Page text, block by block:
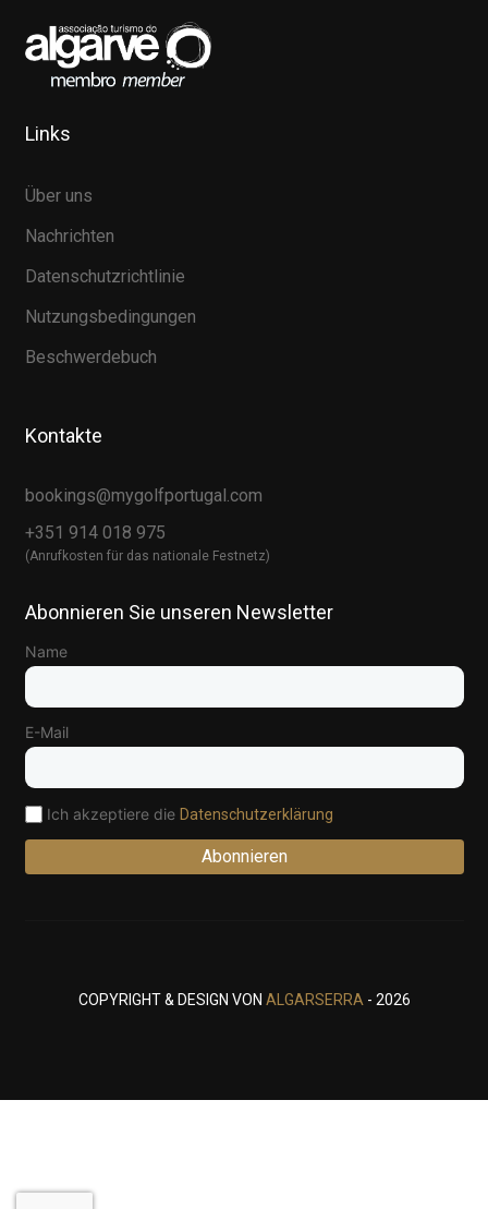
Links
Über uns
Nachrichten
Datenschutzrichtlinie
Nutzungsbedingungen
Beschwerdebuch
Kontakte
bookings@mygolfportugal.com
+351 914 018 975
(Anrufkosten für das nationale Festnetz)
Abonnieren Sie unseren Newsletter
Name
E-Mail
Ich akzeptiere die Datenschutzerklärung
Abonnieren
COPYRIGHT & DESIGN VON ALGARSERRA - 2026